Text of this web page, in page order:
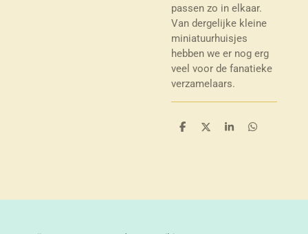
passen zo in elkaar.
Van dergelijke kleine
miniatuurhuisjes
hebben we er nog erg
veel voor de fanatieke
verzamelaars.
D
D
S
D